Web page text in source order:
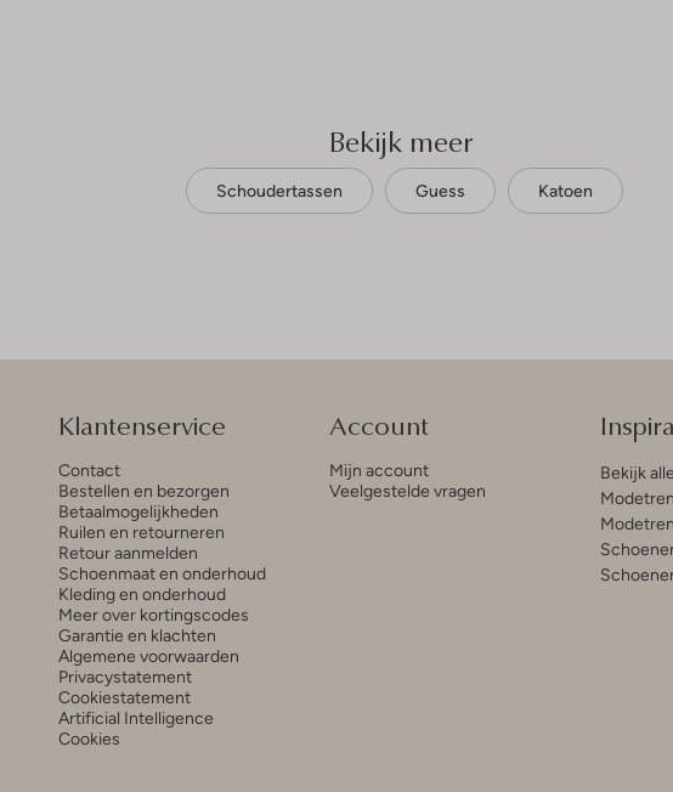
Bekijk meer
Schoudertassen Guess Katoen
Klantenservice
Contact
Bestellen en bezorgen
Betaalmogelijkheden
Ruilen en retourneren
Retour aanmelden
Schoenmaat en onderhoud
Kleding en onderhoud
Meer over kortingscodes
Garantie en klachten
Algemene voorwaarden
Privacystatement
Cookiestatement
Artificial Intelligence
Cookies
Account
Mijn account
Veelgestelde vragen
Bekijk